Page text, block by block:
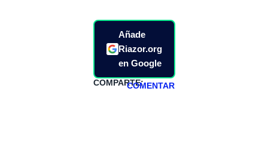
Añade
Riazor.org
en Google
COMPARTE:COMENTAR